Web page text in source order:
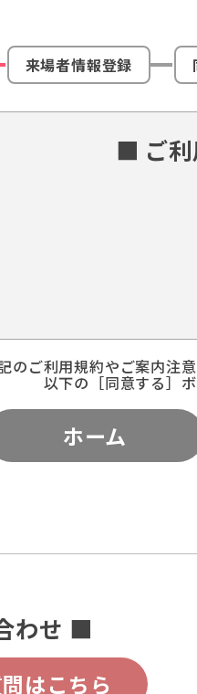
来場者情報登録
■ ご
のご利用規約やご案内注
以下の［同意する］
ホーム
わせ ■
はこちら